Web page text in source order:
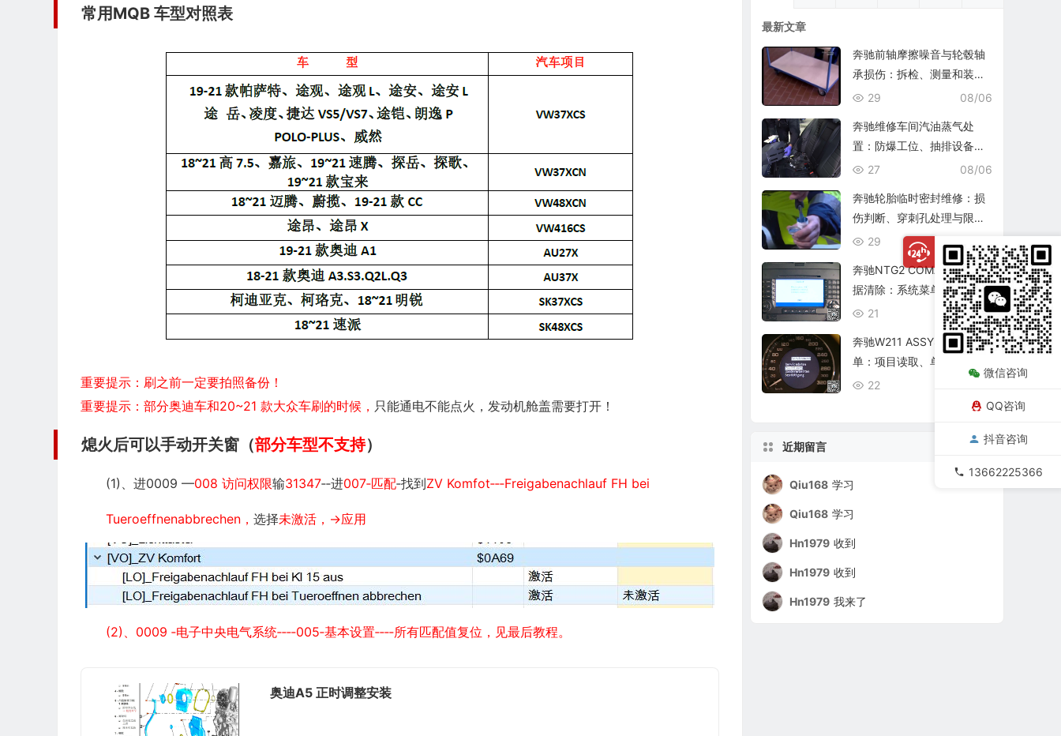
常用MQB 车型对照表
重要提示：刷之前一定要拍照备份！
重要提示：部分奥迪车和20~21 款大众车刷的时候， 只能通电不能点火，发动机舱盖需要打开！
熄火后可以手动开关窗（部分车型不支持）
(1)、进0009 —008 访问权限输31347‐‐进007‐匹配‐找到ZV Komfot‐‐‐Freigabenachlauf FH bei
Tueroeffnenabbrechen， 选择未激活，→应用
(2)、0009 ‐电子中央电气系统‐‐‐‐005‐基本设置‐‐‐‐所有匹配值复位，见最后教程。
奥迪A5 正时调整安装
最新文章
奔驰前轴摩擦噪音与轮毂轴
承损伤：拆检、测量和装复
复查
08/06
29
奔驰维修车间汽油蒸气处
置：防爆工位、抽排设备与
燃油收集
08/06
27
奔驰轮胎临时密封维修：损
伤判断、穿刺孔处理与限速
复查
08/06
29
奔驰NTG2 COMAND个人数
据清除：系统菜单、恢复出
厂与结果确认
08/06
21
奔驰W211 ASSYST保养菜
单：项目读取、单项确认与
复位核查
22
近期留言
Qiu168 学习
Qiu168 学习
Hn1979 收到
Hn1979 收到
Hn1979 我来了
微信咨询
QQ咨询
抖音咨询
13662225366